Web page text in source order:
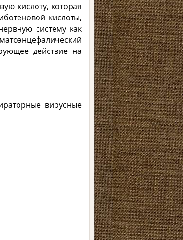
кислоту, которая
кислоты,
систему как
действие на
вирусные